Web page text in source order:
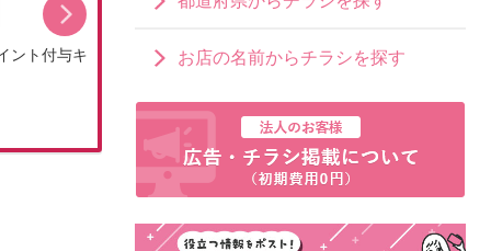
ント付与キ
クイックル夏の家ピカ大作戦!キャンペーン
お店の名前からチラシを探す